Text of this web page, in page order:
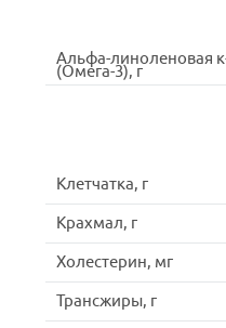
Альфа-линоленовая
(Омега-3), г
Клетчатка, г
Крахмал, г
Холестерин, мг
Трансжиры, г